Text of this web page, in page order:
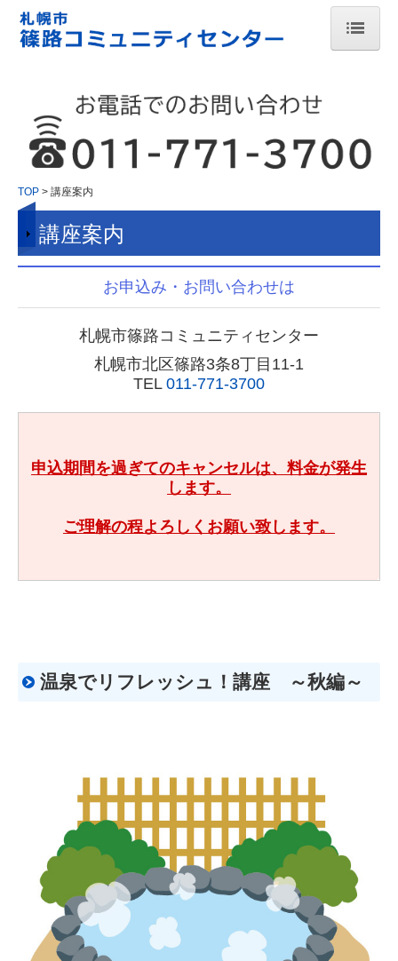
お知らせ
施設案内
講座案内
イベント案内
図書室案内
憩いの場（開放）
リンク
TOP 講座案内
講座案内
お申込み・お問い合わせは
札幌市篠路コミュニティセンター
札幌市北区篠路3条8丁目11-1
TEL 011-771-3700
申込期間を過ぎてのキャンセルは、料金が発生
します。
ご理解の程よろしくお願い致します。
温泉でリフレッシュ！講座 ～秋編～